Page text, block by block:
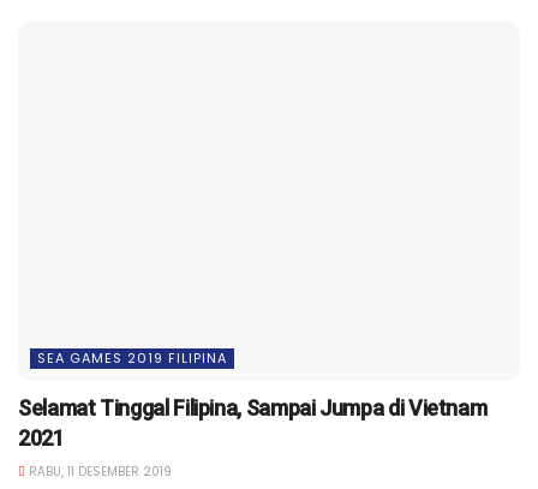
SEA GAMES 2019 FILIPINA
Selamat Tinggal Filipina, Sampai Jumpa di Vietnam
2021
RABU, 11 DESEMBER 2019